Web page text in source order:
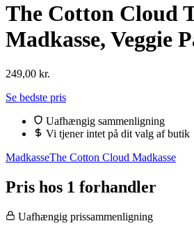
The Cotton Cloud
Madkasse, Veggie
249,00 kr.
Se bedste pris
Uafhængig sammenligning
Vi tjener intet på dit valg af butik
MadkasseThe Cotton Cloud Madkasse
Pris hos 1 forhandler
Uafhængig prissammenligning